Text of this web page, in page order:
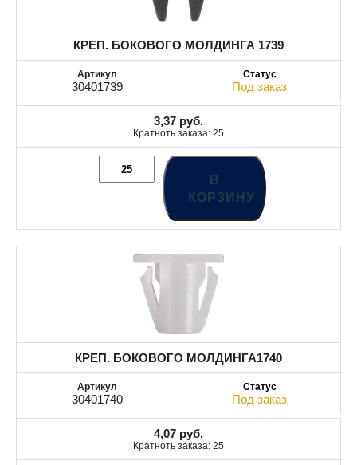
КРЕП. БОКОВОГО МОЛДИНГА 1739
30401739 Под заказ
3,37 руб.
Кратноть заказа: 25
В
КОРЗИНУ
КРЕП. БОКОВОГО МОЛДИНГА1740
30401740 Под заказ
4,07 руб.
Кратноть заказа: 25